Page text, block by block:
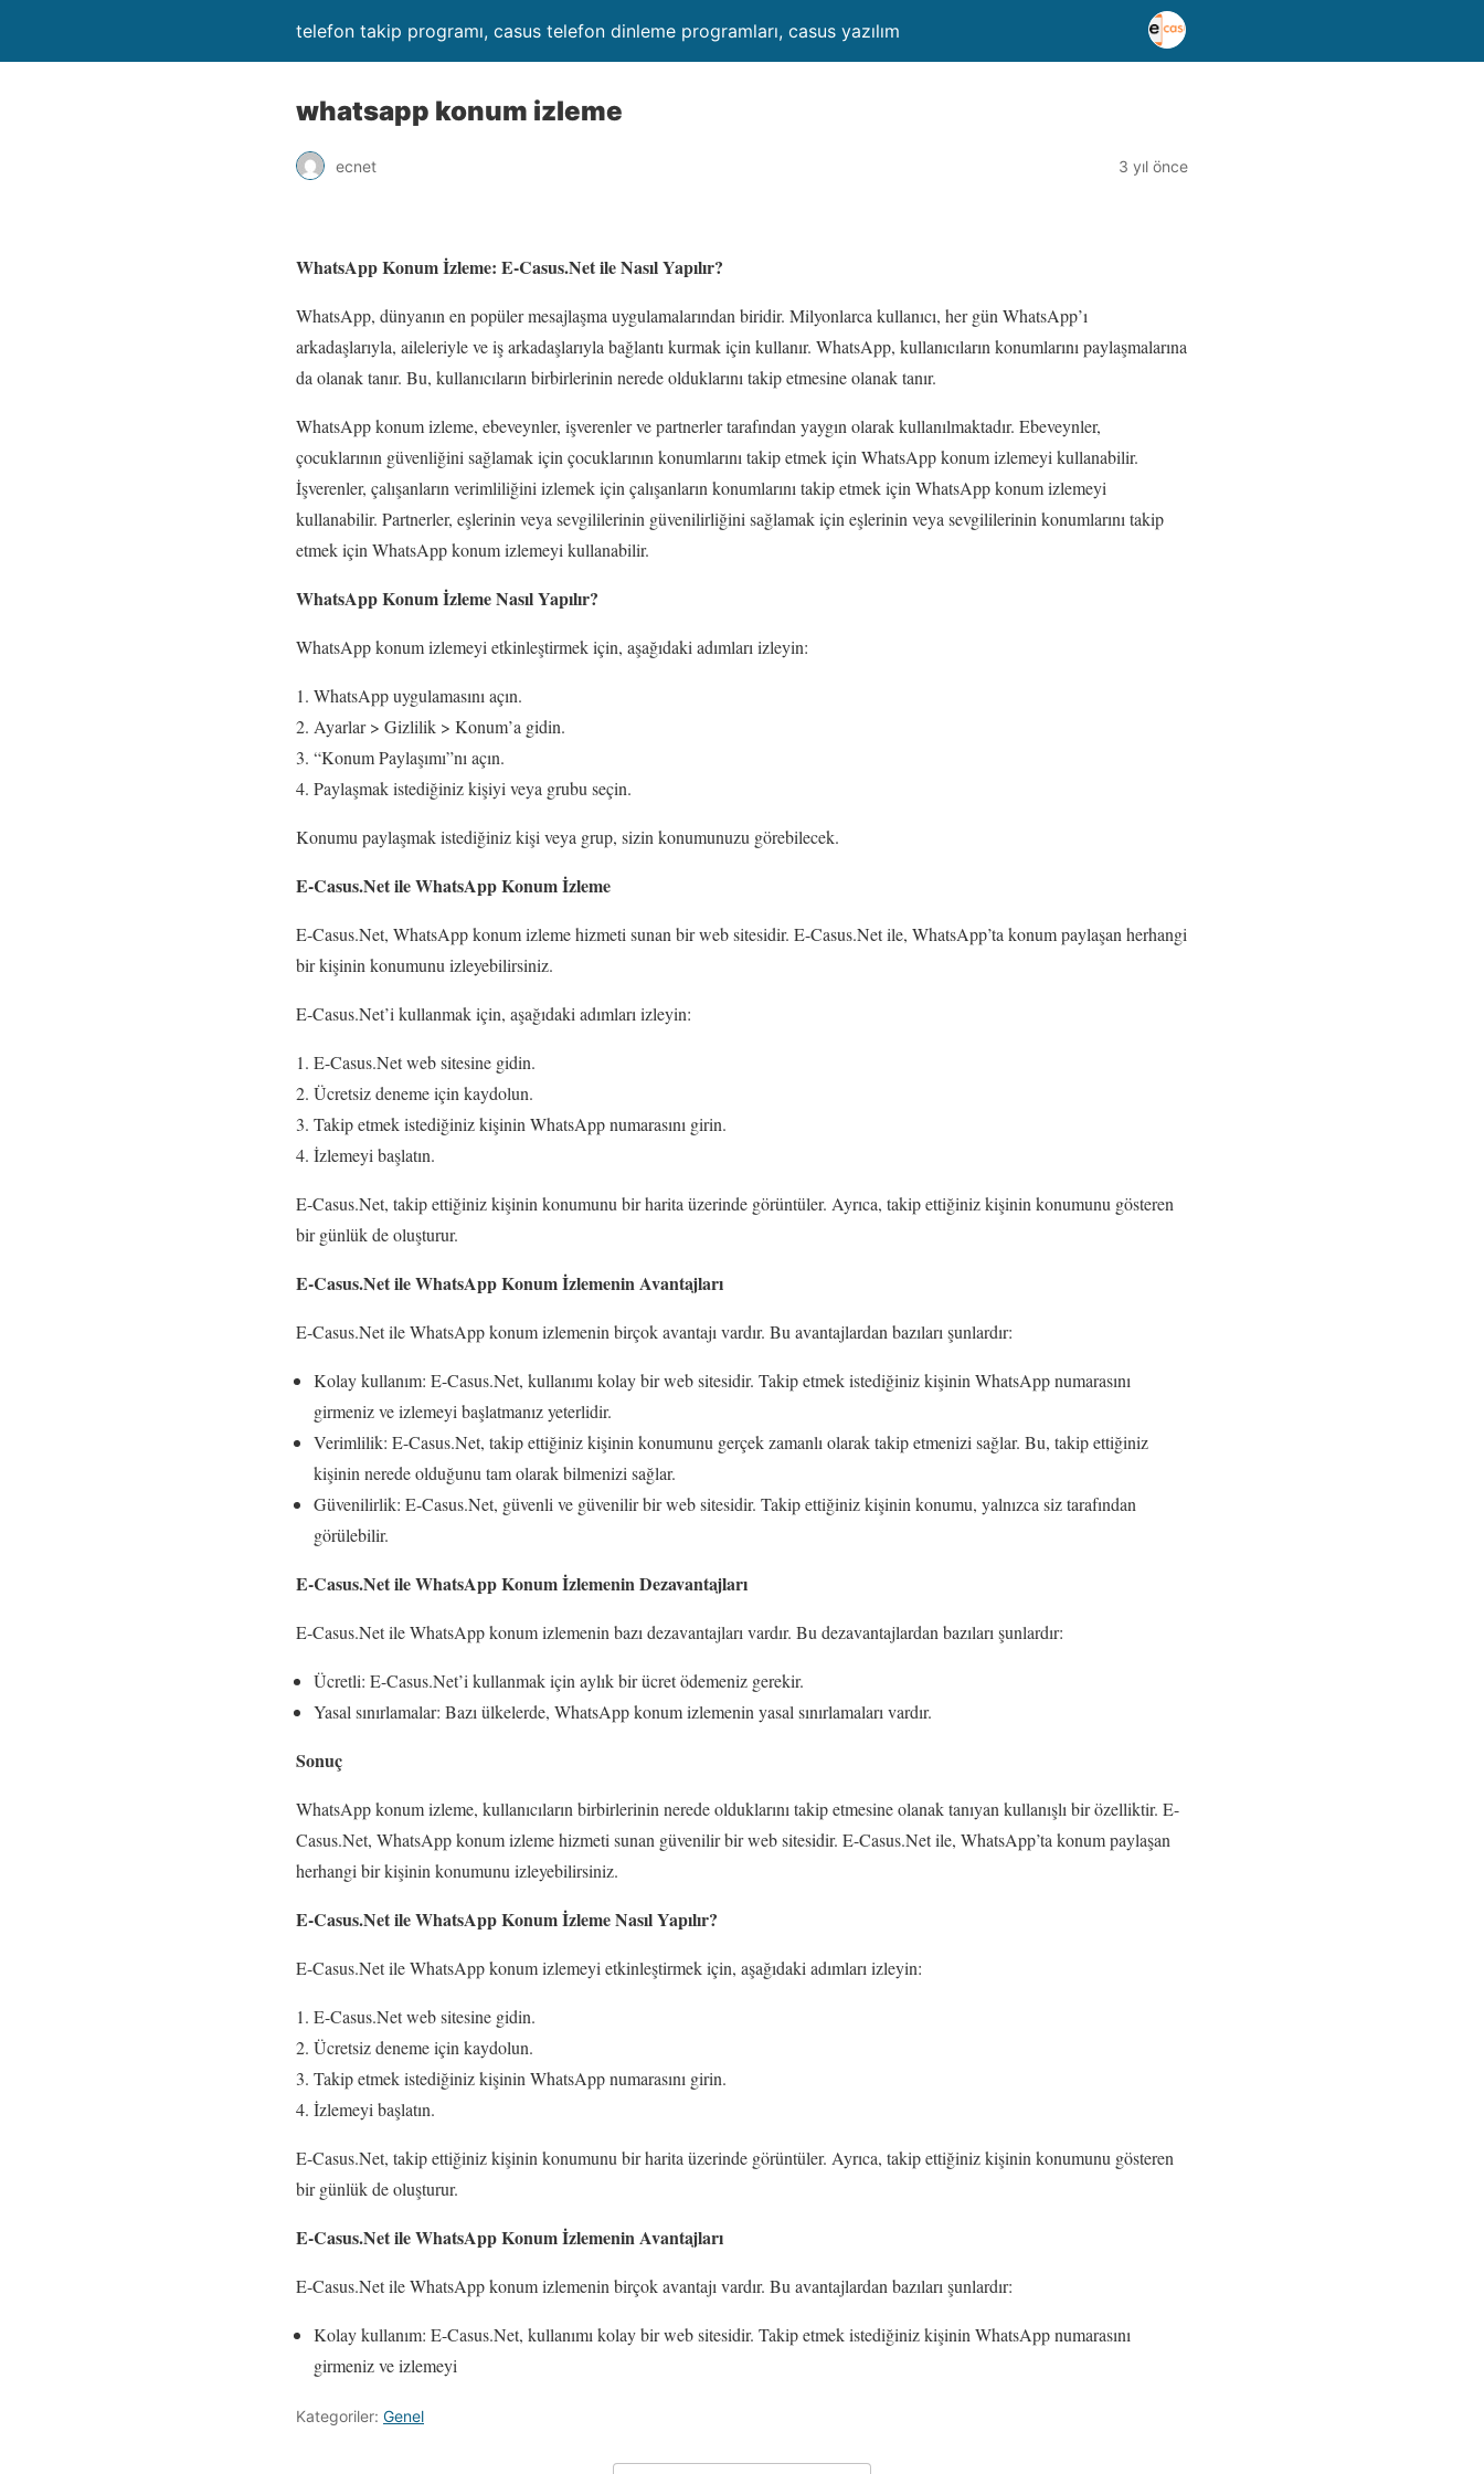
telefon takip programı, casus telefon dinleme programları, casus yazılım
whatsapp konum izleme
ecnet 3 yıl önce
WhatsApp Konum İzleme: E-Casus.Net ile Nasıl Yapılır?
WhatsApp, dünyanın en popüler mesajlaşma uygulamalarından biridir. Milyonlarca kullanıcı, her gün WhatsApp’ı
arkadaşlarıyla, aileleriyle ve iş arkadaşlarıyla bağlantı kurmak için kullanır. WhatsApp, kullanıcıların konumlarını paylaşmalarına
da olanak tanır. Bu, kullanıcıların birbirlerinin nerede olduklarını takip etmesine olanak tanır.
WhatsApp konum izleme, ebeveynler, işverenler ve partnerler tarafından yaygın olarak kullanılmaktadır. Ebeveynler,
çocuklarının güvenliğini sağlamak için çocuklarının konumlarını takip etmek için WhatsApp konum izlemeyi kullanabilir.
İşverenler, çalışanların verimliliğini izlemek için çalışanların konumlarını takip etmek için WhatsApp konum izlemeyi
kullanabilir. Partnerler, eşlerinin veya sevgililerinin güvenilirliğini sağlamak için eşlerinin veya sevgililerinin konumlarını takip
etmek için WhatsApp konum izlemeyi kullanabilir.
WhatsApp Konum İzleme Nasıl Yapılır?
WhatsApp konum izlemeyi etkinleştirmek için, aşağıdaki adımları izleyin:
WhatsApp uygulamasını açın.
Ayarlar > Gizlilik > Konum’a gidin.
“Konum Paylaşımı”nı açın.
Paylaşmak istediğiniz kişiyi veya grubu seçin.
Konumu paylaşmak istediğiniz kişi veya grup, sizin konumunuzu görebilecek.
E-Casus.Net ile WhatsApp Konum İzleme
E-Casus.Net, WhatsApp konum izleme hizmeti sunan bir web sitesidir. E-Casus.Net ile, WhatsApp’ta konum paylaşan herhangi
bir kişinin konumunu izleyebilirsiniz.
E-Casus.Net’i kullanmak için, aşağıdaki adımları izleyin:
E-Casus.Net web sitesine gidin.
Ücretsiz deneme için kaydolun.
Takip etmek istediğiniz kişinin WhatsApp numarasını girin.
İzlemeyi başlatın.
E-Casus.Net, takip ettiğiniz kişinin konumunu bir harita üzerinde görüntüler. Ayrıca, takip ettiğiniz kişinin konumunu gösteren
bir günlük de oluşturur.
E-Casus.Net ile WhatsApp Konum İzlemenin Avantajları
E-Casus.Net ile WhatsApp konum izlemenin birçok avantajı vardır. Bu avantajlardan bazıları şunlardır:
Kolay kullanım: E-Casus.Net, kullanımı kolay bir web sitesidir. Takip etmek istediğiniz kişinin WhatsApp numarasını
girmeniz ve izlemeyi başlatmanız yeterlidir.
Verimlilik: E-Casus.Net, takip ettiğiniz kişinin konumunu gerçek zamanlı olarak takip etmenizi sağlar. Bu, takip ettiğiniz
kişinin nerede olduğunu tam olarak bilmenizi sağlar.
Güvenilirlik: E-Casus.Net, güvenli ve güvenilir bir web sitesidir. Takip ettiğiniz kişinin konumu, yalnızca siz tarafından
görülebilir.
E-Casus.Net ile WhatsApp Konum İzlemenin Dezavantajları
E-Casus.Net ile WhatsApp konum izlemenin bazı dezavantajları vardır. Bu dezavantajlardan bazıları şunlardır:
Ücretli: E-Casus.Net’i kullanmak için aylık bir ücret ödemeniz gerekir.
Yasal sınırlamalar: Bazı ülkelerde, WhatsApp konum izlemenin yasal sınırlamaları vardır.
Sonuç
WhatsApp konum izleme, kullanıcıların birbirlerinin nerede olduklarını takip etmesine olanak tanıyan kullanışlı bir özelliktir. E-
Casus.Net, WhatsApp konum izleme hizmeti sunan güvenilir bir web sitesidir. E-Casus.Net ile, WhatsApp’ta konum paylaşan
herhangi bir kişinin konumunu izleyebilirsiniz.
E-Casus.Net ile WhatsApp Konum İzleme Nasıl Yapılır?
E-Casus.Net ile WhatsApp konum izlemeyi etkinleştirmek için, aşağıdaki adımları izleyin:
E-Casus.Net web sitesine gidin.
Ücretsiz deneme için kaydolun.
Takip etmek istediğiniz kişinin WhatsApp numarasını girin.
İzlemeyi başlatın.
E-Casus.Net, takip ettiğiniz kişinin konumunu bir harita üzerinde görüntüler. Ayrıca, takip ettiğiniz kişinin konumunu gösteren
bir günlük de oluşturur.
E-Casus.Net ile WhatsApp Konum İzlemenin Avantajları
E-Casus.Net ile WhatsApp konum izlemenin birçok avantajı vardır. Bu avantajlardan bazıları şunlardır:
Kolay kullanım: E-Casus.Net, kullanımı kolay bir web sitesidir. Takip etmek istediğiniz kişinin WhatsApp numarasını
girmeniz ve izlemeyi
Kategoriler: Genel